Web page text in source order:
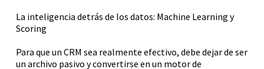
La inteligencia detrás de los datos: Machine Learning y
Scoring
Para que un CRM sea realmente efectivo, debe dejar de ser
un archivo pasivo y convertirse en un motor de